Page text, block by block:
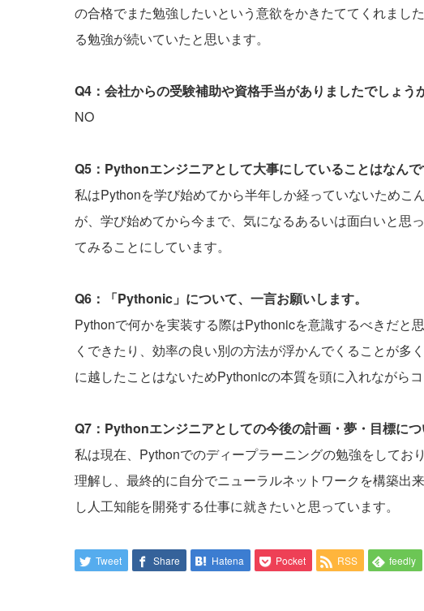
の合格でまた勉強したいという意欲をかきたててくれまし
る勉強が続いていたと思います。
Q4：会社からの受験補助や資格手当がありましたでしょう
NO
Q5：Pythonエンジニアとして大事にしていることはなんで
私はPythonを学び始めてから半年しか経っていないためこ
が、学び始めてから今まで、気になるあるいは面白いと思
てみることにしています。
Q6：「Pythonic」について、一言お願いします。
Pythonで何かを実装する際はPythonicを意識するべきだと
くできたり、効率の良い別の方法が浮かんでくることが多
に越したことはないためPythonicの本質を頭に入れながら
Q7：Pythonエンジニアとしての今後の計画・夢・目標につ
私は現在、Pythonでのディープラーニングの勉強をしてお
理解し、最終的に自分でニューラルネットワークを構築出
し人工知能を開発する仕事に就きたいと思っています。
Tweet Share Hatena Pocket RSS feedly